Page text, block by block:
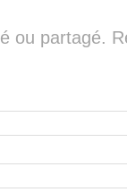
ou partagé.